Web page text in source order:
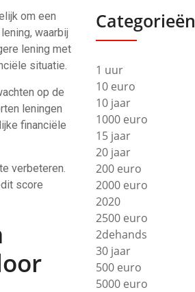
om een
waarbij
lening met
situatie.
op de
leningen
financiële
verbeteren.
score
Categorieën
1 uur
10 euro
10 jaar
1000 euro
15 jaar
20 jaar
200 euro
2000 euro
2020
2500 euro
2dehands
30 jaar
500 euro
5000 euro